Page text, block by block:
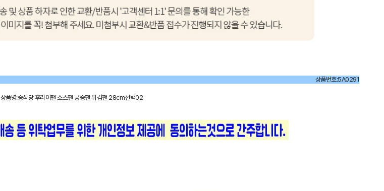
상품번호:5A0291
상품명:중식당 후라이팬 소스팬 궁중팬 튀김팬 28cm선택02